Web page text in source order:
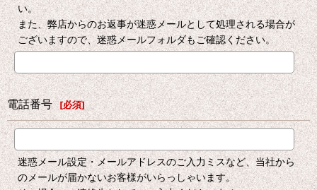
い。
また、弊店からのお返事が迷惑メールとして処理される場合が
ございますので、迷惑メールフォルダもご確認ください。
電話番号 [必須]
迷惑メール設定・メールアドレスのご入力ミスなど、当社から
のメールが届かないお客様がいらっしゃいます。